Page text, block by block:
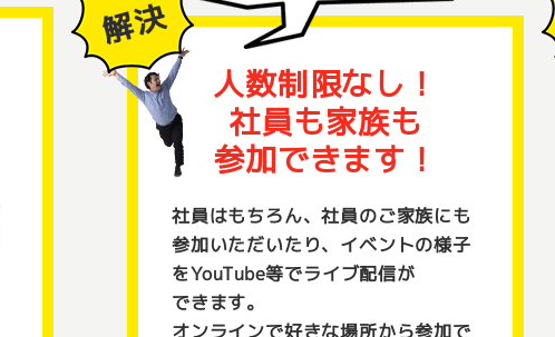
人数制限なし！
社員も家族も
参加できます！
社員はもちろん、社員のご家族にも
参加いただいたり、イベントの様子
をYouTube等でライブ配信が
できます。
オンラインで好きな場所から参加で